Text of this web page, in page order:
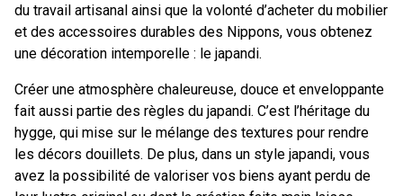
du travail artisanal ainsi que la volonté d’acheter du mobilier
et des accessoires durables des Nippons, vous obtenez
une décoration intemporelle : le japandi.
Créer une atmosphère chaleureuse, douce et enveloppante
fait aussi partie des règles du japandi. C’est l’héritage du
hygge, qui mise sur le mélange des textures pour rendre
les décors douillets. De plus, dans un style japandi, vous
avez la possibilité de valoriser vos biens ayant perdu de